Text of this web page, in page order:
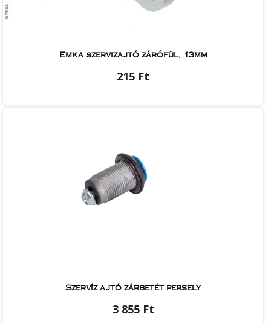
Emka szervizajtó zárófül, 13mm
215 Ft
Szervíz ajtó zárbetét persely
3 855 Ft